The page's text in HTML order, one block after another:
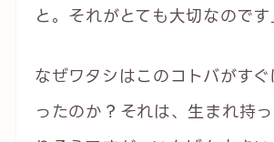
と。それがとても大切なのです
なぜワタシはこのコトバがす
ったのか？それは、生まれ持